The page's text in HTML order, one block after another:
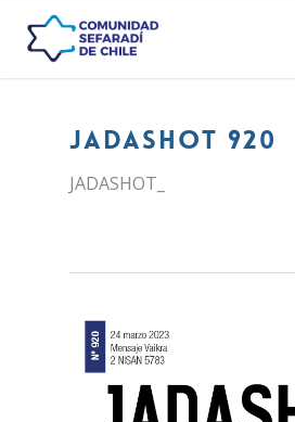
Hit enter to search or ESC to close
JADASHOT 920
JADASHOT_